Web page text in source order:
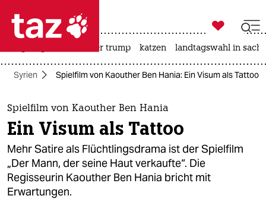
 taz zahl ich
taz zahl ich
themen
politik
öko
gesellschaft

taz zahl ich
usa unter trump katzen landtagswahl in
Syrien Spielfilm von Kaouther Ben Hania: Ein Visum als Tattoo
Spielfilm von Kaouther Ben Hania
Ein Visum als Tattoo
Mehr Satire als Flüchtlingsdrama ist der Spielfilm
„Der Mann, der seine Haut verkaufte“. Die
Regisseurin Kaouther Ben Hania bricht mit
Erwartungen.